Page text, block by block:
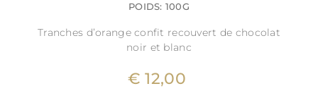
POIDS: 100G
Tranches d’orange confit recouvert de chocolat
noir et blanc
€ 12,00